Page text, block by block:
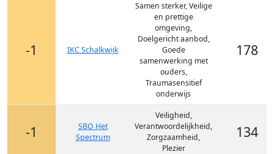
-1 IKC Schalkwijk
Samen sterker, Veilige
en prettige
omgeving,
Doelgericht aanbod,
Goede
samenwerking met
ouders,
Traumasensitief
onderwijs
178
-1
SBO Het
Spectrum
Veiligheid,
Verantwoordelijkheid,
Zorgzaamheid,
Plezier
134